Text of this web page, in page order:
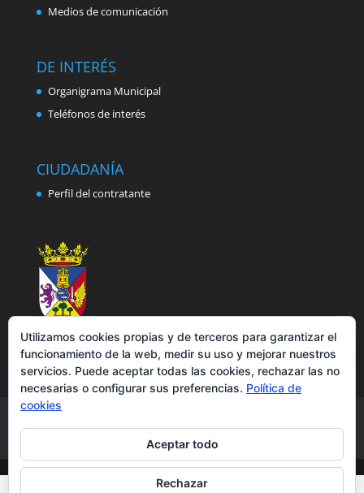
Medios de comunicación
DE INTERÉS
Organigrama Municipal
Teléfonos de interés
CIUDADANÍA
Perfil del contratante
Política de cookies
Accesibilidad
Utilizamos cookies propias y de terceros para garantizar el
funcionamiento de la web, medir su uso y mejorar nuestros
servicios. Puede aceptar todas las cookies, rechazar las no
necesarias o configurar sus preferencias. Política de
cookies
Aceptar todo
Rechazar